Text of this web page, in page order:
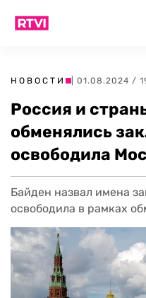
НОВОСТИ | 01.08.2024 /
Россия и
обменялись
освободила
Байден назвал имена
освободила в рамках